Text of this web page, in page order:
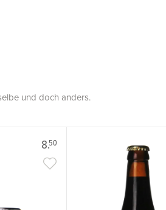
und doch anders.
8.50